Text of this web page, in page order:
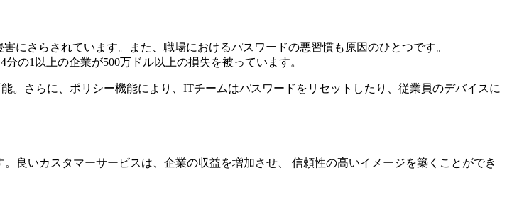
にさらされています。また、職場におけるパスワードの悪習慣も原因のひとつです。
の1以上の企業が500万ドル以上の損失を被っています。
。さらに、ポリシー機能により、ITチームはパスワードをリセットしたり、従業員のデバイスに
良いカスタマーサービスは、企業の収益を増加させ、 信頼性の高いイメージを築くことができ